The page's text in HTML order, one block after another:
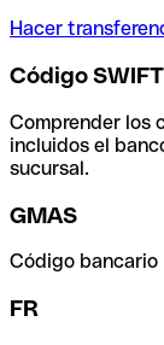
Hacer
Código
Comprender los
incluidos el
sucursal.
GMAS
Código bancario
FR